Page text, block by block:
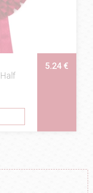
5.24 €